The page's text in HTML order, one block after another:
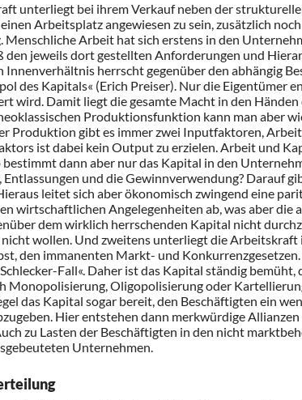
unterliegt bei ihrem Verkauf neben der
Arbeitsplatz angewiesen zu sein, zusätzlich
Menschliche Arbeit hat sich erstens in den
jeweils dort gestellten Anforderungen und
Innenverhältnis herrscht gegenüber den abhängig
des Kapitals« (Erich Preiser). Nur die Eigentümer
wird. Damit liegt die gesamte Macht in den
Produktionsfunktion kann man aber
Produktion gibt es immer zwei Inputfaktoren,
ist dabei kein Output zu erzielen. Arbeit und
bestimmt dann aber nur das Kapital in den
und die Gewinnverwendung? Darauf
leitet sich aber ökonomisch zwingend eine
wirtschaftlichen Angelegenheiten ab, was aber die
dem wirklich herrschenden Kapital nicht
wollen. Und zweitens unterliegt die Arbeitskraft
den immanenten Markt- und
Fall«. Daher ist das Kapital ständig bemüht,
Monopolisierung, Oligopolisierung oder
das Kapital sogar bereit, den Beschäftigten ein
Hier entstehen dann merkwürdige
zu Lasten der Beschäftigten in den nicht
Unternehmen.